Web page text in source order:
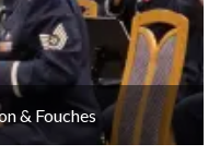
& Fouches